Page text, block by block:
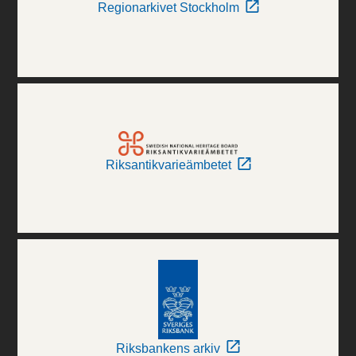
Regionarkivet Stockholm
Riksantikvarieämbetet
Riksbankens arkiv